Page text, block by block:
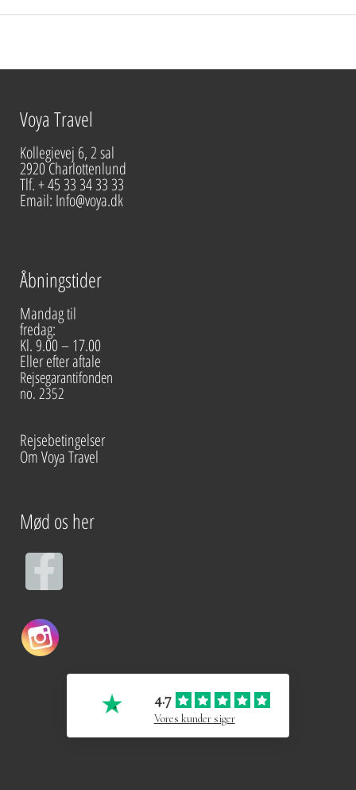
Voya Travel
Kollegievej 6, 2 sal
2920 Charlottenlund
Tlf. + 45 33 34 33 33
Email: Info@voya.dk
Åbningstider
Mandag til
fredag:
Kl. 9.00 – 17.00
Eller efter aftale
Rejsegarantifonden
no. 2352
Rejsebetingelser
Om Voya Travel
Mød os her
F
a
c
4.7
Vores kunder siger